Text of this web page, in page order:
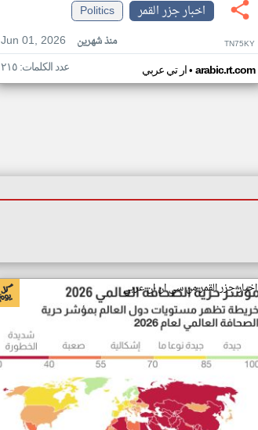
اخبار جزر القمر
Politics
Jun 01, 2026
منذ شهرين TN75KY
ار تي عربي• arabic.rt.com عدد الكلمات: ٢١٥
اخبار جزر القمر من سي ان ان عربي